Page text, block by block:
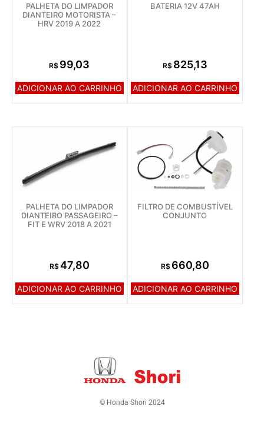
PALHETA DO LIMPADOR
DIANTEIRO MOTORISTA –
HRV 2019 A 2022
R$ 99,03
ADICIONAR AO CARRINHO
BATERIA 12V 47AH
R$ 825,13
ADICIONAR AO CARRINHO
PALHETA DO LIMPADOR
DIANTEIRO PASSAGEIRO –
FIT E WRV 2018 A 2021
R$ 47,80
ADICIONAR AO CARRINHO
FILTRO DE COMBUSTÍVEL
CONJUNTO
R$ 660,80
ADICIONAR AO CARRINHO
© Honda Shori 2024